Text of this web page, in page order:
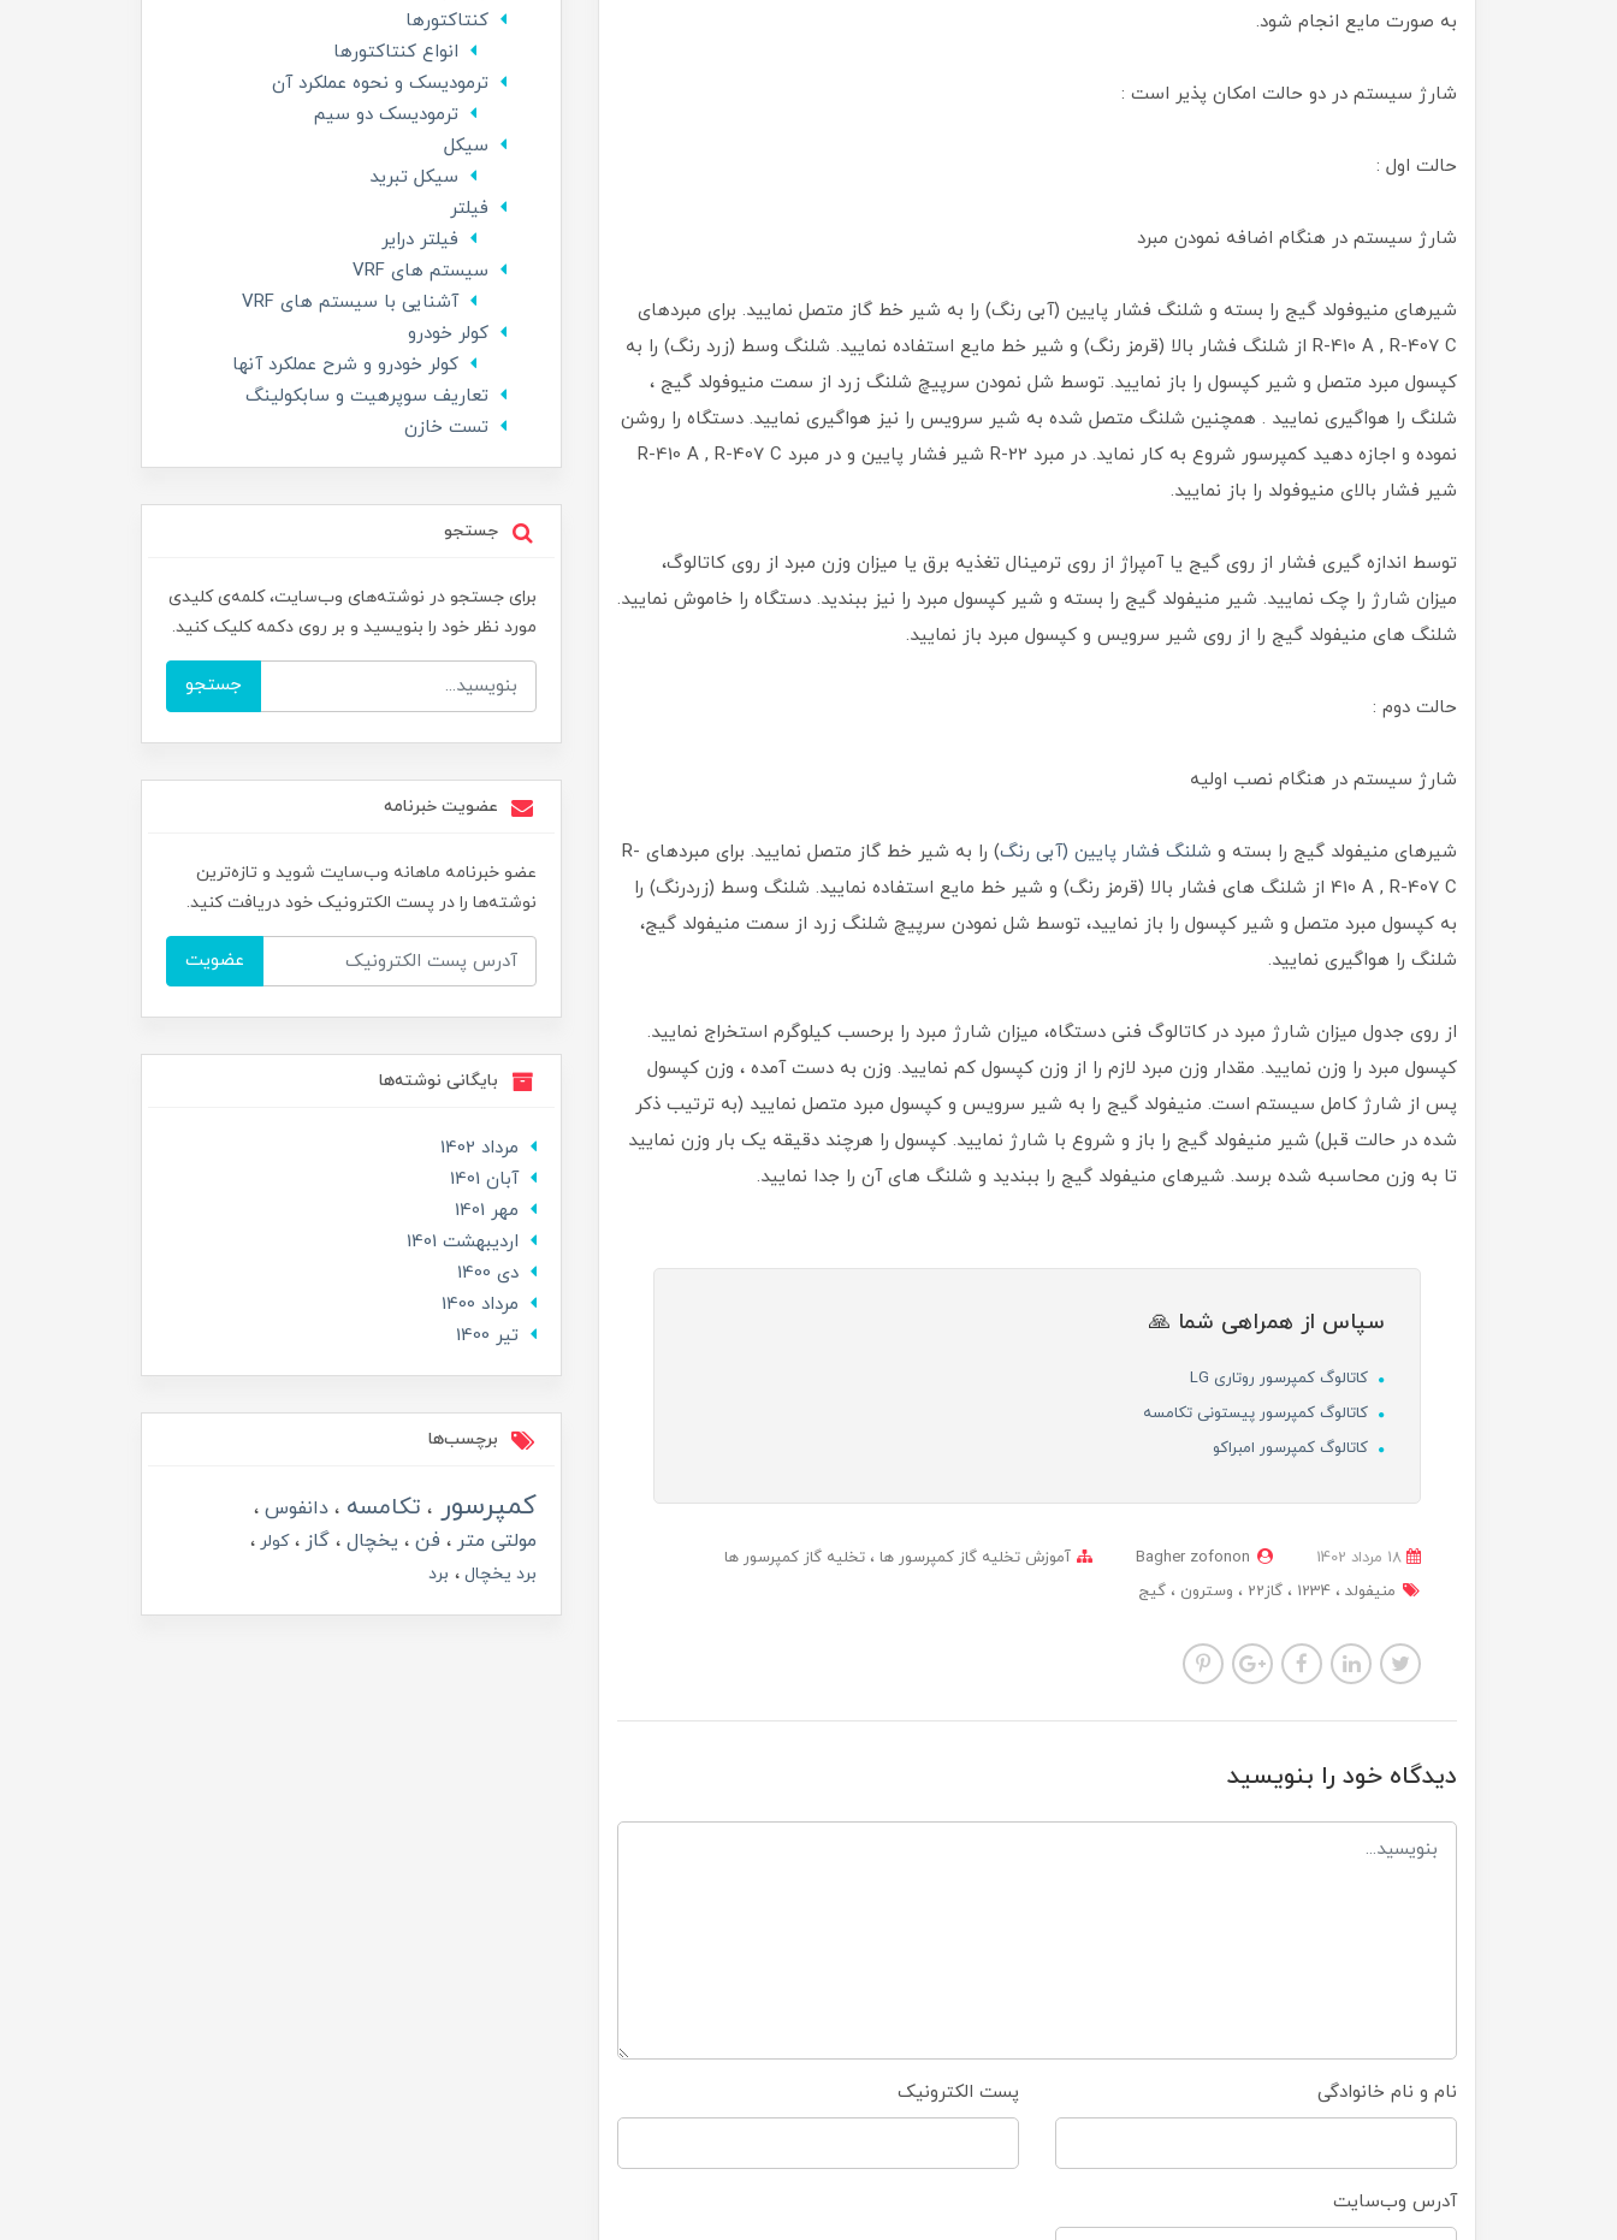
به صورت مایع انجام شود.
شارژ سیستم در دو حالت امکان پذیر است :
حالت اول :
شارژ سیستم در هنگام اضافه نمودن مبرد
شیرهای منیوفولد گیج را بسته و شلنگ فشار پایین (آبی رنگ) را به شیر خط گاز متصل نمایید. برای مبردهای
R-410 A , R-407 C از شلنگ فشار بالا (قرمز رنگ) و شیر خط مایع استفاده نمایید. شلنگ وسط (زرد رنگ) را به
کپسول مبرد متصل و شیر کپسول را باز نمایید. توسط شل نمودن سرپیچ شلنگ زرد از سمت منیوفولد گیج ،
شلنگ را هواگیری نمایید . همچنین شلنگ متصل شده به شیر سرویس را نیز هواگیری نمایید. دستگاه را روشن
نموده و اجازه دهید کمپرسور شروع به کار نماید. در مبرد R-22 شیر فشار پایین و در مبرد R-410 A , R-407 C
شیر فشار بالای منیوفولد را باز نمایید.
توسط اندازه گیری فشار از روی گیج یا آمپراژ از روی ترمینال تغذیه برق یا میزان وزن مبرد از روی کاتالوگ،
میزان شارژ را چک نمایید. شیر منیفولد گیج را بسته و شیر کپسول مبرد را نیز ببندید. دستگاه را خاموش نمایید.
شلنگ های منیفولد گیج را از روی شیر سرویس و کپسول مبرد باز نمایید.
حالت دوم :
شارژ سیستم در هنگام نصب اولیه
شیرهای منیفولد گیج را بسته و شلنگ فشار پایین (آبی رنگ
) را به شیر خط گاز متصل نمایید. برای مبردهای R-
410 A , R-407 C از شلنگ های فشار بالا (قرمز رنگ) و شیر خط مایع استفاده نمایید. شلنگ وسط (زردرنگ) را
به کپسول مبرد متصل و شیر کپسول را باز نمایید، توسط شل نمودن سرپیچ شلنگ زرد از سمت منیفولد گیج،
شلنگ را هواگیری نمایید.
از روی جدول میزان شارژ مبرد در کاتالوگ فنی دستگاه، میزان شارژ مبرد را برحسب کیلوگرم استخراج نمایید.
کپسول مبرد را وزن نمایید. مقدار وزن مبرد لازم را از وزن کپسول کم نمایید. وزن به دست آمده ، وزن کپسول
پس از شارژ کامل سیستم است. منیفولد گیج را به شیر سرویس و کپسول مبرد متصل نمایید (به ترتیب ذکر
شده در حالت قبل) شیر منیفولد گیج را باز و شروع با شارژ نمایید. کپسول را هرچند دقیقه یک بار وزن نمایید
تا به وزن محاسبه شده برسد. شیرهای منیفولد گیج را ببندید و شلنگ های آن را جدا نمایید.
سپاس از همراهی شما 🙏
کاتالوگ کمپرسور روتاری LG
کاتالوگ کمپرسور پیستونی تکامسه
کاتالوگ کمپرسور امبراکو
Bagher zofonon آموزش تخلیه گاز کمپرسور ها
تخلیه گاز کمپرسور ها
منیفولد
1234 گاز22 وسترون گیج
دیدگاه خود را بنویسید
نام و نام خانوادگی پست الکترونیک
آدرس وب‌سایت
کنتاکتورها
انواع کنتاکتورها
ترمودیسک و نحوه عملکرد آن
ترمودیسک دو سیم
سیکل
سیکل تبرید
فیلتر
فیلتر درایر
سیستم های VRF
آشنایی با سیستم های VRF
کولر خودرو
کولر خودرو و شرح عملکرد آنها
تعاریف سوپرهیت و سابکولینگ
تست خازن
جستجو
برای جستجو در نوشته‌های وب‌سایت، کلمه‌ی کلیدی
مورد نظر خود را بنویسید و بر روی دکمه کلیک کنید.
جستجو
عضویت خبرنامه
عضو خبرنامه ماهانه وب‌سایت شوید و تازه‌ترین
نوشته‌ها را در پست الکترونیک خود دریافت کنید.
عضویت
بایگانی نوشته‌ها
مرداد 1402
آبان 1401
مهر 1401
ارديبهشت 1401
دی 1400
مرداد 1400
تير 1400
برچسب‌ها
کمپرسور تکامسه
دانفوس
مولتی متر
فن یخچال گاز
کولر
برد یخچال
برد